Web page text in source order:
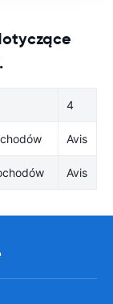
4
Avis
Avis